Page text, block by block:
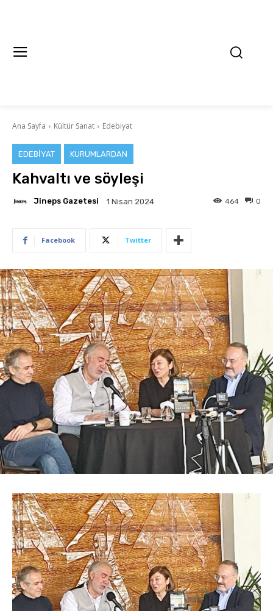
Ana Sayfa Kültür Sanat Edebiyat
EDEBIYAT KURUMLARDAN
Kahvaltı ve söyleşi
Jineps Gazetesi 1 Nisan 2024 0
464
Facebook Twitter